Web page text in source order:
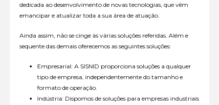
dedicada ao desenvolvimento de novas tecnologias, que vêm
emancipar e atualizar toda a sua área de atuação.
Ainda assim, não se cinge às várias soluções referidas. Além e
sequente das demais oferecemos as seguintes soluções:
Empresarial: A SISNID proporciona soluções a qualquer
tipo de empresa, independentemente do tamanho e
formato de operação.
Indústria: Dispomos de soluções para empresas industriais